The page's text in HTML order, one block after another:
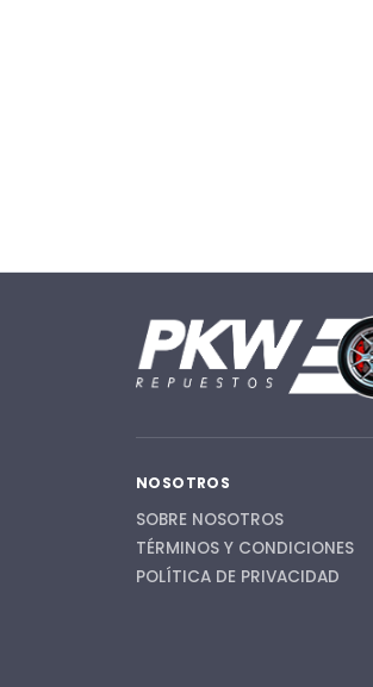
NOSOTROS
SOBRE NOSOTROS
TÉRMINOS Y CONDICIONES
POLÍTICA DE PRIVACIDAD